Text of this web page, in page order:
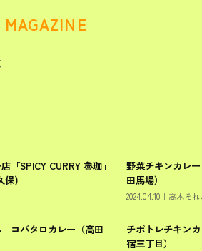
「SPICY CURRY 魯珈」
保)
新宿区
野菜チキンカレ
田馬場）
2024.04.10 ｜ 高木それ
コバタロカレー（高田
新宿区
チポトレチキン
宿三丁目）